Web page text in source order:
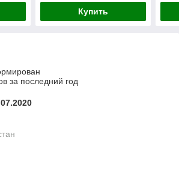
Купить
за последний год